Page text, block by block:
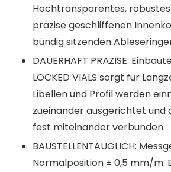
Hochtransparentes,
präzise geschliffenen
bündig sitzenden
DAUERHAFT PRÄZISE:
LOCKED VIALS sorgt für
Libellen und Profil werden
zueinander ausgerichtet und
fest miteinander verbunden
BAUSTELLENTAUGLICH:
Normalposition ± 0,5 mm/m.